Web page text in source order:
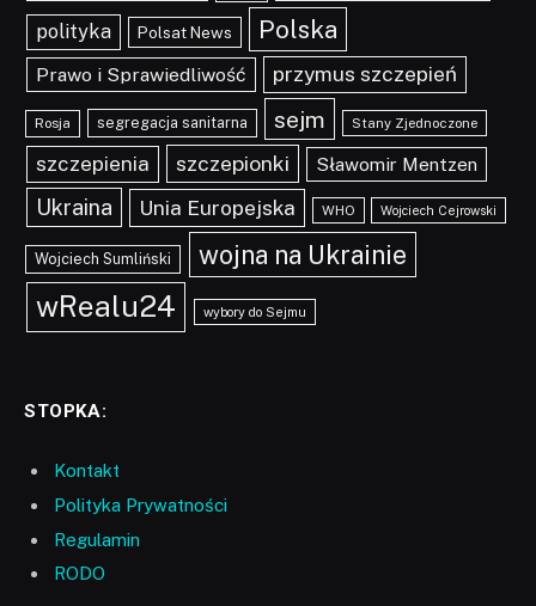
polityka Polsat News Polska
Prawo i Sprawiedliwość przymus szczepień
Rosja segregacja sanitarna sejm Stany Zjednoczone
szczepienia szczepionki Sławomir Mentzen
Ukraina Unia Europejska WHO Wojciech Cejrowski
Wojciech Sumliński wojna na Ukrainie
wRealu24 wybory do Sejmu
STOPKA:
Kontakt
Polityka Prywatności
Regulamin
RODO